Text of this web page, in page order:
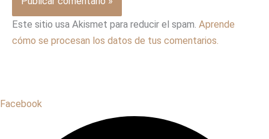
Este sitio usa Akismet para reducir el spam. Aprende
cómo se procesan los datos de tus comentarios.
Facebook